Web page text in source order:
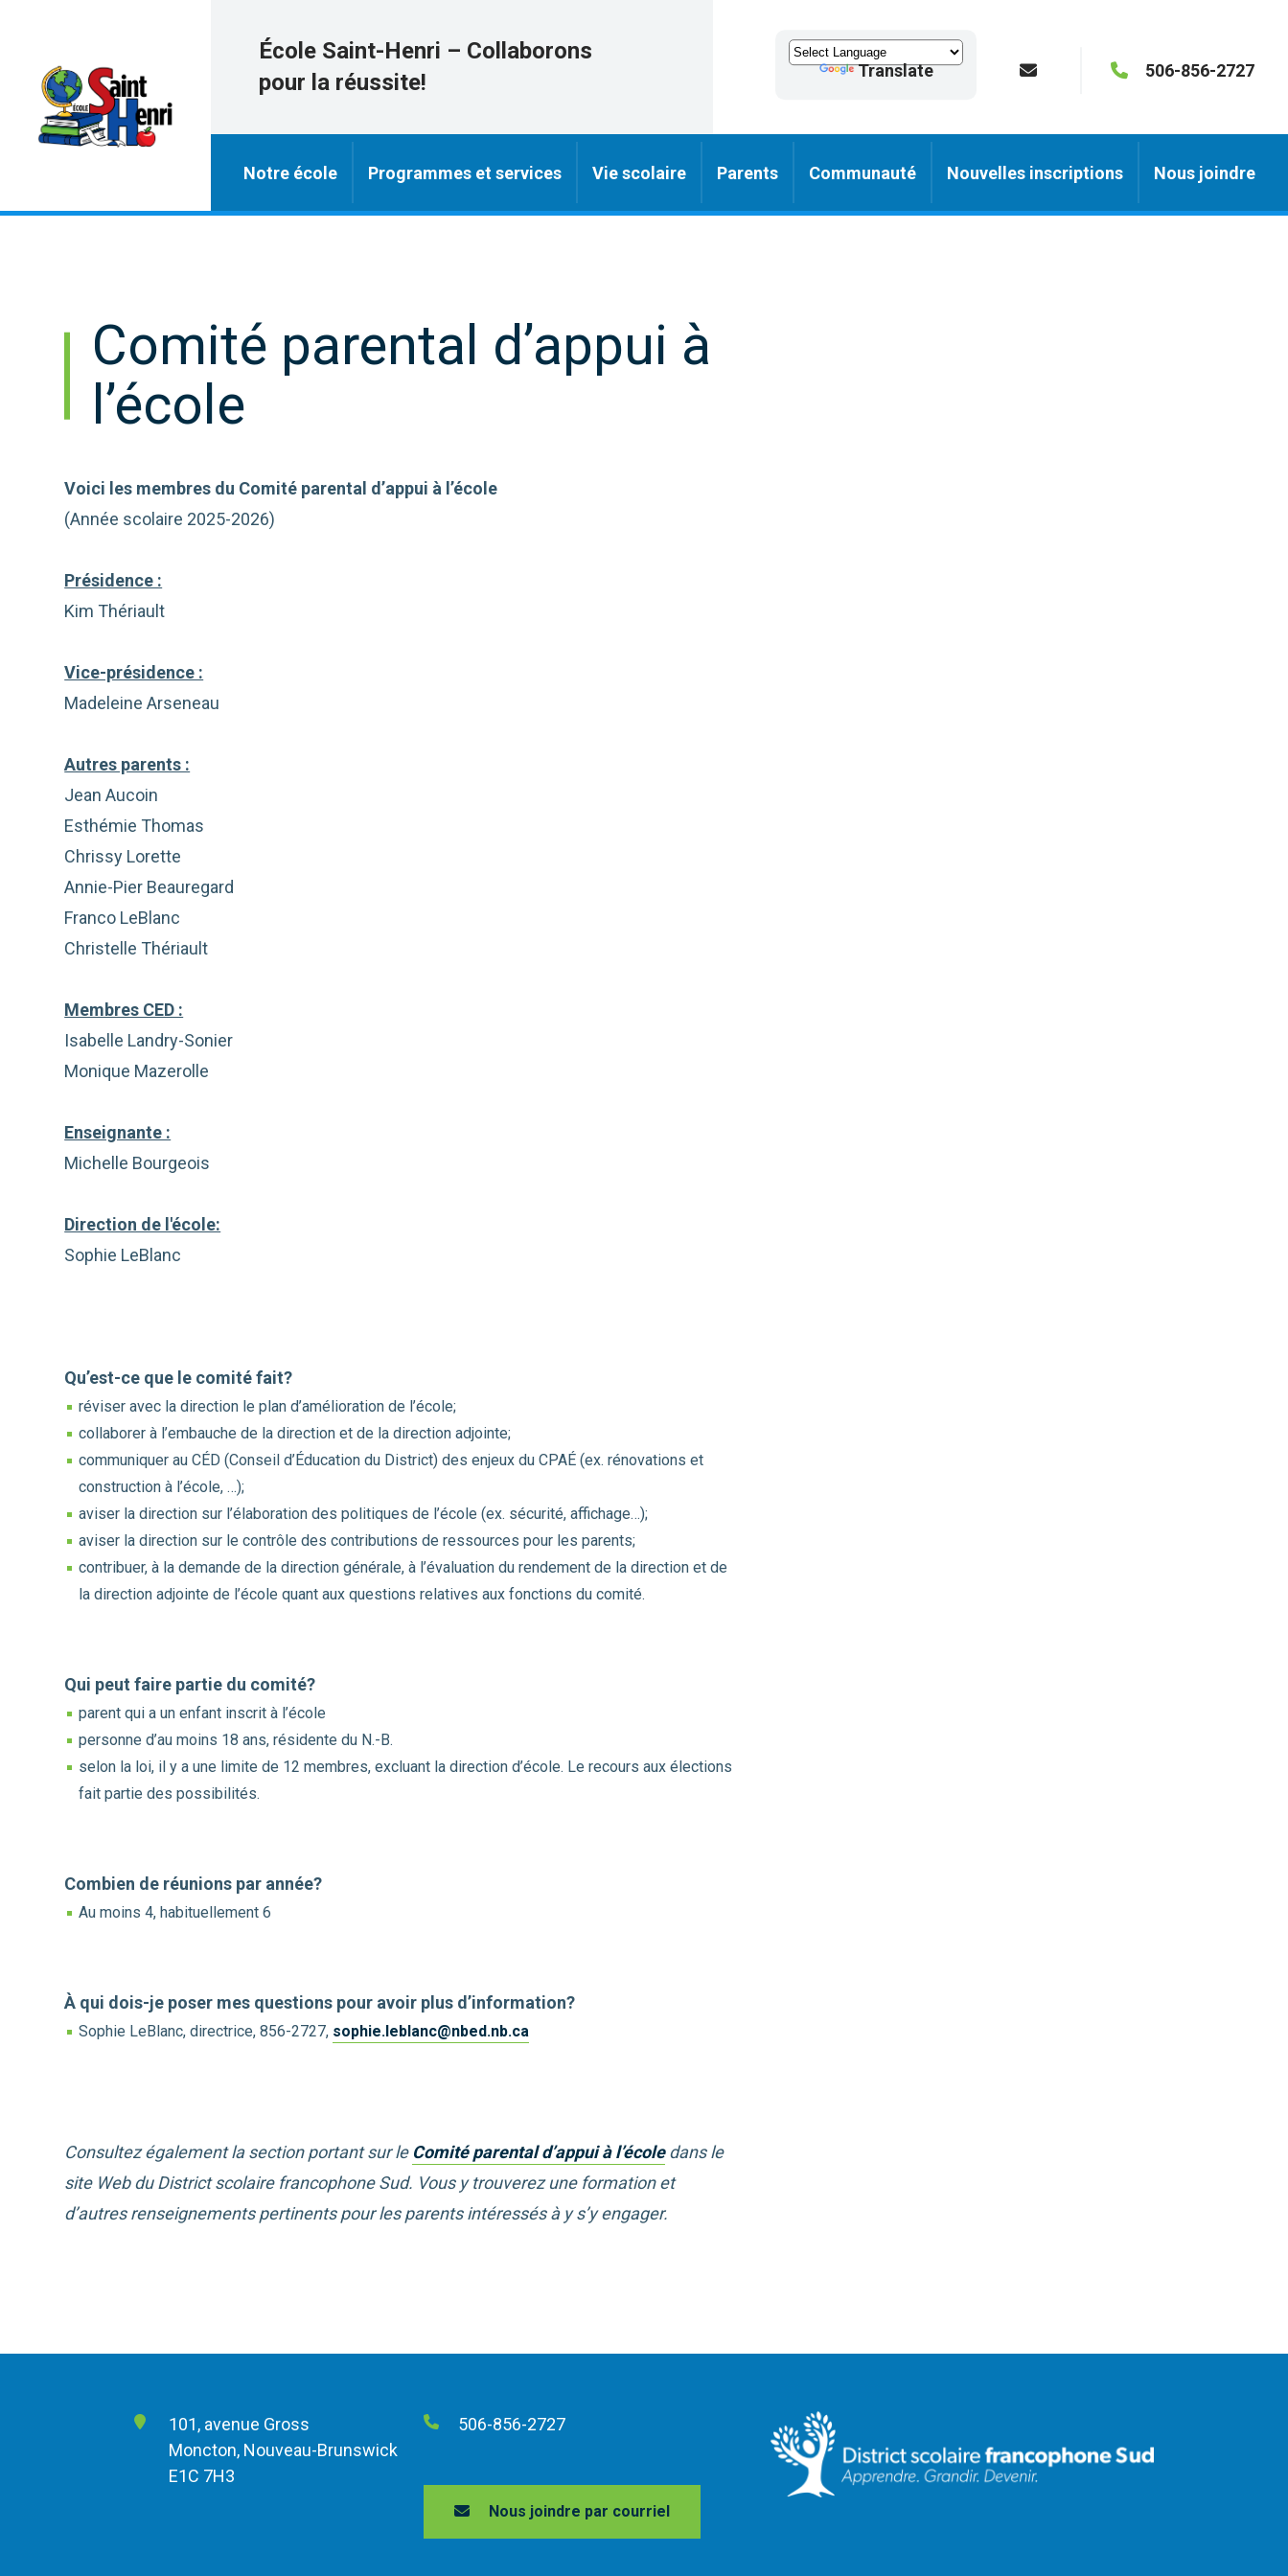
École Saint-Henri – Collaborons
pour la réussite!
Translate 506-856-2727
Notre école Programmes et services Vie scolaire Parents Communauté Nouvelles inscriptions Nous joindre
Comité parental d’appui à
l’école
Voici les membres du Comité parental d’appui à l’école
(Année scolaire 2025-2026)
Présidence :
Kim Thériault
Vice-présidence :
Madeleine Arseneau
Autres parents :
Jean Aucoin
Esthémie Thomas
Chrissy Lorette
Annie-Pier Beauregard
Franco LeBlanc
Christelle Thériault
Membres CED :
Isabelle Landry-Sonier
Monique Mazerolle
Enseignante :
Michelle Bourgeois
Direction de l'école:
Sophie LeBlanc
Qu’est-ce que le comité fait?
réviser avec la direction le plan d’amélioration de l’école;
collaborer à l’embauche de la direction et de la direction adjointe;
communiquer au CÉD (Conseil d’Éducation du District) des enjeux du CPAÉ (ex. rénovations et
construction à l’école, …);
aviser la direction sur l’élaboration des politiques de l’école (ex. sécurité, affichage…);
aviser la direction sur le contrôle des contributions de ressources pour les parents;
contribuer, à la demande de la direction générale, à l’évaluation du rendement de la direction et de
la direction adjointe de l’école quant aux questions relatives aux fonctions du comité.
Qui peut faire partie du comité?
parent qui a un enfant inscrit à l’école
personne d’au moins 18 ans, résidente du N.-B.
selon la loi, il y a une limite de 12 membres, excluant la direction d’école. Le recours aux élections
fait partie des possibilités.
Combien de réunions par année?
Au moins 4, habituellement 6
À qui dois-je poser mes questions pour avoir plus d’information?
Sophie LeBlanc, directrice, 856-2727, sophie.leblanc@nbed.nb.ca
Consultez également la section portant sur le Comité parental d’appui à l’écoledans le
site Web du District scolaire francophone Sud. Vous y trouverez une formation et
d’autres renseignements pertinents pour les parents intéressés à y s’y engager.
101, avenue Gross
Moncton, Nouveau-Brunswick
E1C 7H3
506-856-2727
Nous joindre par courriel